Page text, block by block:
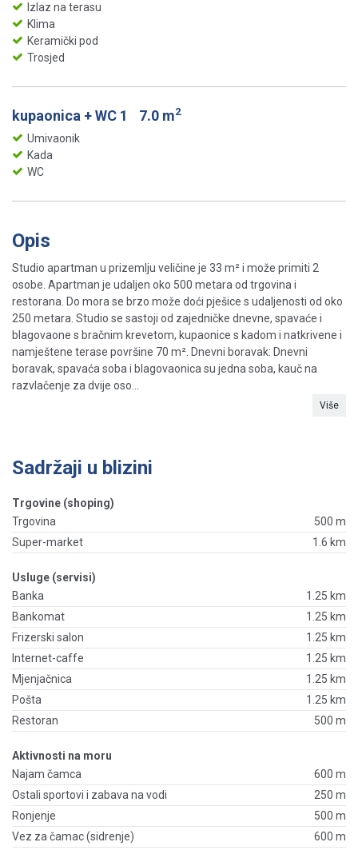
Izlaz na terasu
Klima
Keramički pod
Trosjed
kupaonica + WC 1 7.0 m2
Umivaonik
Kada
WC
Opis
Studio apartman u prizemlju veličine je 33 m² i može primiti 2
osobe. Apartman je udaljen oko 500 metara od trgovina i
restorana. Do mora se brzo može doći pješice s udaljenosti od oko
250 metara. Studio se sastoji od zajedničke dnevne, spavaće i
blagovaone s bračnim krevetom, kupaonice s kadom i natkrivene i
namještene terase površine 70 m². Dnevni boravak: Dnevni
boravak, spavaća soba i blagovaonica su jedna soba, kauč na
razvlačenje za dvije oso...
Više
Sadržaji u blizini
Trgovine (shoping)
Trgovina
500 m
Super-market
1.6 km
Usluge (servisi)
Banka
1.25 km
Bankomat
1.25 km
Frizerski salon
1.25 km
Internet-caffe
1.25 km
Mjenjačnica
1.25 km
Pošta
1.25 km
Restoran
500 m
Aktivnosti na moru
Najam čamca
600 m
Ostali sportovi i zabava na vodi
250 m
Ronjenje
500 m
Vez za čamac (sidrenje)
600 m